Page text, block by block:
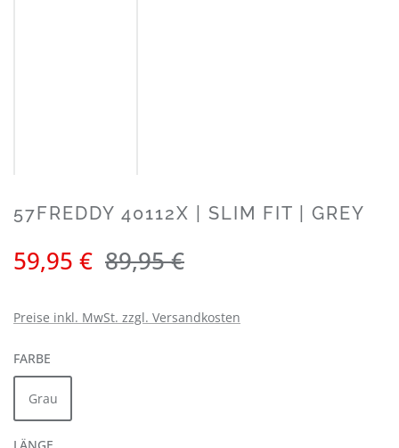
57FREDDY 40112X | SLIM FIT | GREY
Verkaufspreis:
59,95 € Regulärer Preis:
89,95 €
Preise inkl. MwSt. zzgl. Versandkosten
FARBE
Grau